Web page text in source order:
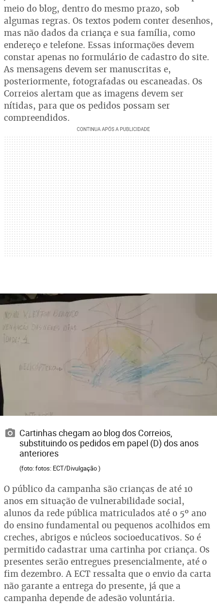
meio do blog, dentro do mesmo prazo, sob
algumas regras. Os textos podem conter desenhos,
mas não dados da criança e sua família, como
endereço e telefone. Essas informações devem
constar apenas no formulário de cadastro do site.
As mensagens devem ser manuscritas e,
posteriormente, fotografadas ou escaneadas. Os
Correios alertam que as imagens devem ser
nítidas, para que os pedidos possam ser
compreendidos.
Cartinhas chegam ao blog dos Correios,
substituindo os pedidos em papel (D) dos anos
anteriores
(foto: fotos: ECT/Divulgação )
O público da campanha são crianças de até 10
anos em situação de vulnerabilidade social,
alunos da rede pública matriculados até o 5º ano
do ensino fundamental ou pequenos acolhidos em
creches, abrigos e núcleos socioeducativos. So é
permitido cadastrar uma cartinha por criança. Os
presentes serão entregues presencialmente, até o
fim dezembro. A ECT ressalta que o envio da carta
não garante a entrega do presente, já que a
campanha depende de adesão voluntária.